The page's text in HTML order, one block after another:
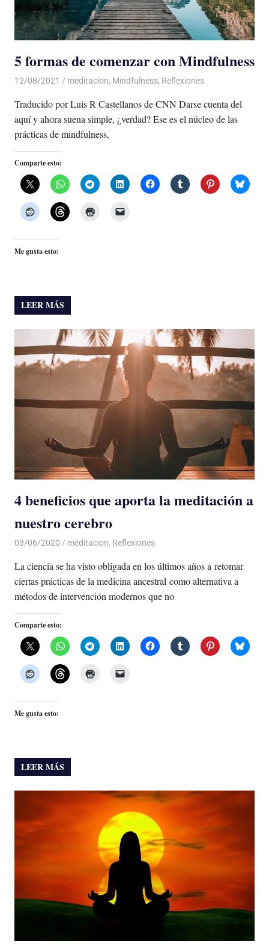
5 formas de comenzar con Mindfulness
12/08/2021 De todo un Poco
meditacion, Mindfulness, Reflexiones
Traducido por Luis R Castellanos de CNN Darse cuenta del
aquí y ahora suena simple, ¿verdad? Ese es el núcleo de las
prácticas de mindfulness,
Comparte esto:
Me gusta esto:
LEER MÁS
4 beneficios que aporta la meditación a
nuestro cerebro
03/06/2020 De todo un Poco
meditacion, Reflexiones
La ciencia se ha visto obligada en los últimos años a retomar
ciertas prácticas de la medicina ancestral como alternativa a
métodos de intervención modernos que no
Comparte esto:
Me gusta esto:
LEER MÁS